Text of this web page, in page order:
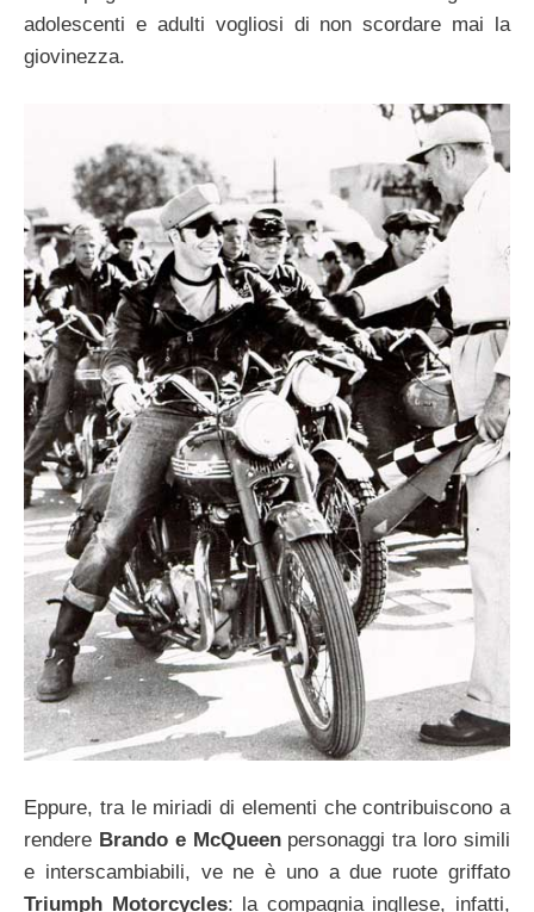
adolescenti e adulti vogliosi di non scordare mai la
giovinezza.
Eppure, tra le miriadi di elementi che contribuiscono a
rendere Brando e McQueenpersonaggi tra loro simili
e interscambiabili, ve ne è uno a due ruote griffato
Triumph Motorcycles: la compagnia ingllese, infatti,